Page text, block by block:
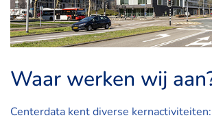
Waar werken wij
Centerdata kent diverse kernactiviteiten: